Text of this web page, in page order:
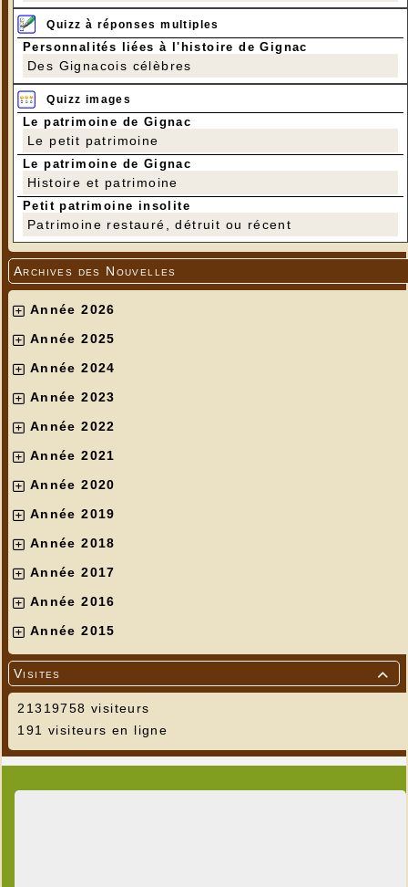
Quizz à réponses multiples
Personnalités liées à l'histoire de Gignac
Des Gignacois célèbres
Quizz images
Le patrimoine de Gignac
Le petit patrimoine
Le patrimoine de Gignac
Histoire et patrimoine
Petit patrimoine insolite
Patrimoine restauré, détruit ou récent
Archives des Nouvelles
Année 2026
Année 2025
Année 2024
Année 2023
Année 2022
Année 2021
Année 2020
Année 2019
Année 2018
Année 2017
Année 2016
Année 2015

Visites
21319758 visiteurs
191 visiteurs en ligne